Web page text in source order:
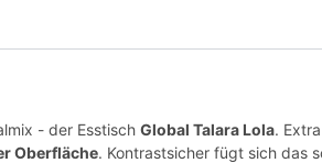
- der EsstischGlobal Talara Lola.
Oberfläche. Kontrastsicher fügt sich das